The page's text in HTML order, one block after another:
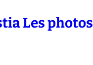
Les photos